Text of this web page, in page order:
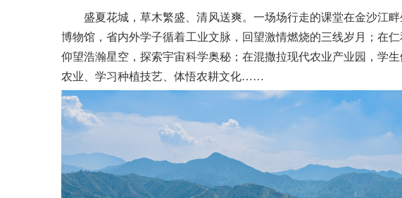
盛夏花城，草木繁盛、清风送爽。一场场行走的课堂在金沙江
博物馆，省内外学子循着工业文脉，回望激情燃烧的三线岁月；在
仰望浩瀚星空，探索宇宙科学奥秘；在混撒拉现代农业产业园，学
农业、学习种植技艺、体悟农耕文化……